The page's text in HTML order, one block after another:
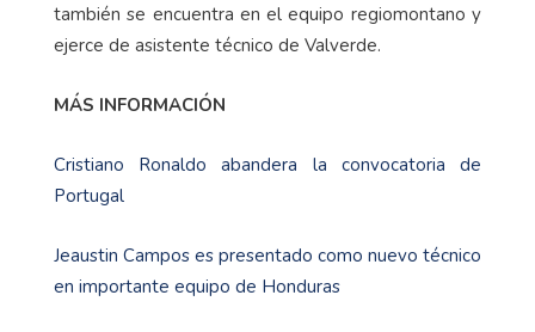
también se encuentra en el equipo regiomontano y
ejerce de asistente técnico de Valverde.
MÁS INFORMACIÓN
Cristiano Ronaldo abandera la convocatoria de
Portugal
Jeaustin Campos es presentado como nuevo técnico
en importante equipo de Honduras